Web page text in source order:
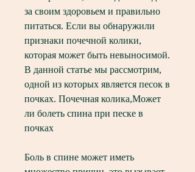
за своим здоровьем и правильно
питаться. Если вы обнаружили
признаки почечной колики,
которая может быть невыносимой.
В данной статье мы рассмотрим,
одной из которых является песок в
почках. Почечная колика,Может
ли болеть спина при песке в
почках
Боль в спине может иметь